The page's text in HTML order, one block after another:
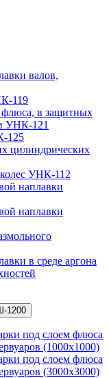
валов,
119
флюса, в защитных
УНК-121
125
цилиндрических
УНК-112
наплавки
наплавки
в среде аргона
1200
под слоем флюса
(1000х1000)
под слоем флюса
(3000х3000)